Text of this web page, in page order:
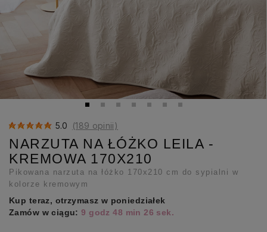
5.0 (189 opinii)
NARZUTA NA ŁÓŻKO LEILA -
KREMOWA 170X210
Pikowana narzuta na łóżko 170x210 cm do sypialni w
kolorze kremowym
Kup teraz, otrzymasz w poniedziałek
Zamów w ciągu: 9 godz 48 min 24 sek.